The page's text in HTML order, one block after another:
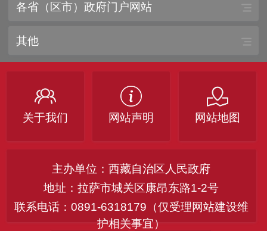
各省（区市）政府门户网站
其他
关于我们 网站声明 网站地图
主办单位：西藏自治区人民政府
地址：拉萨市城关区康昂东路1-2号
联系电话：0891-6318179（仅受理网站建设维
护相关事宜）